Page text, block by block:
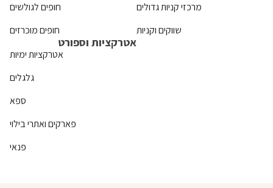
חופים לגולשים
חופים מוכרזים
מרכזי קניות גדולים
שווקים וקניות
אטרקציות וספורט
אטרקציות ימיות
גלגלים
ספא
פארקים ואתרי בילוי
פנאי